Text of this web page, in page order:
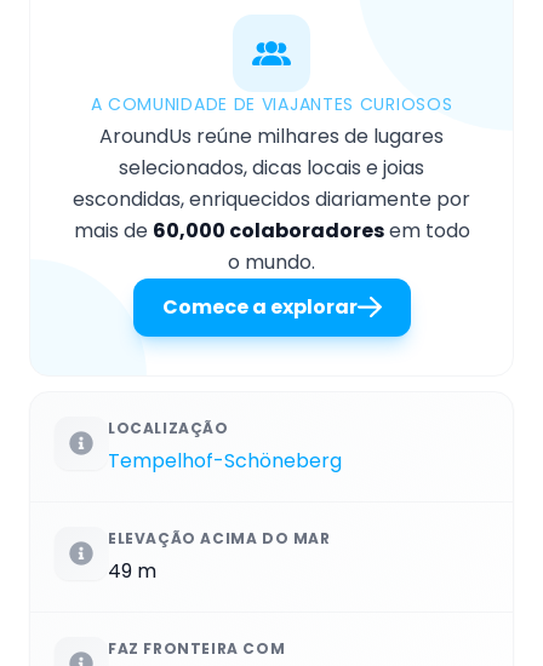
A COMUNIDADE DE VIAJANTES CURIOSOS
AroundUs reúne milhares de lugares
selecionados, dicas locais e joias
escondidas, enriquecidos diariamente por
mais de 60,000 colaboradoresem todo
o mundo.
Comece a explorar
LOCALIZAÇÃO
Tempelhof-Schöneberg
ELEVAÇÃO ACIMA DO MAR
49 m
FAZ FRONTEIRA COM